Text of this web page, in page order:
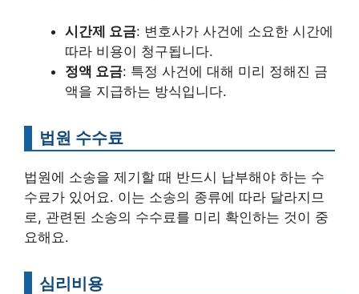
시간제 요금: 변호사가 사건에 소요한 시간에
따라 비용이 청구됩니다.
정액 요금: 특정 사건에 대해 미리 정해진 금
액을 지급하는 방식입니다.
법원 수수료
법원에 소송을 제기할 때 반드시 납부해야 하는 수
수료가 있어요. 이는 소송의 종류에 따라 달라지므
로, 관련된 소송의 수수료를 미리 확인하는 것이 중
요해요.
심리비용